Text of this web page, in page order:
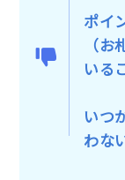
ポイ
（
いる
いつ
わな